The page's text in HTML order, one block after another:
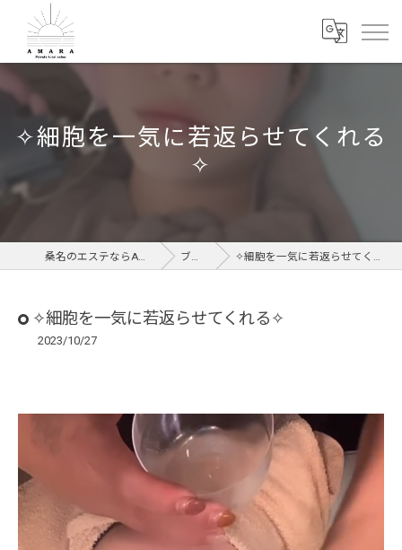
✧︎細胞を一気に若返らせてくれる
✧︎
桑名のエステならAMARA ブログ ✧︎細胞を一気に若返らせてくれる✧︎
✧︎細胞を一気に若返らせてくれる✧︎
2023/10/27